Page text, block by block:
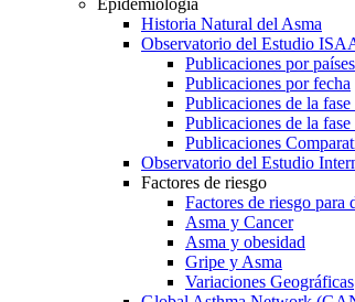
Epidemiología
Historia Natural del Asma
Observatorio del Estudio
Publicaciones por países
Publicaciones por fecha
Publicaciones de la fase
Publicaciones de la fase
Publicaciones
Observatorio del Estudio
Factores de riesgo
Factores de riesgo para
Asma y Cancer
Asma y obesidad
Gripe y Asma
Variaciones Geográficas